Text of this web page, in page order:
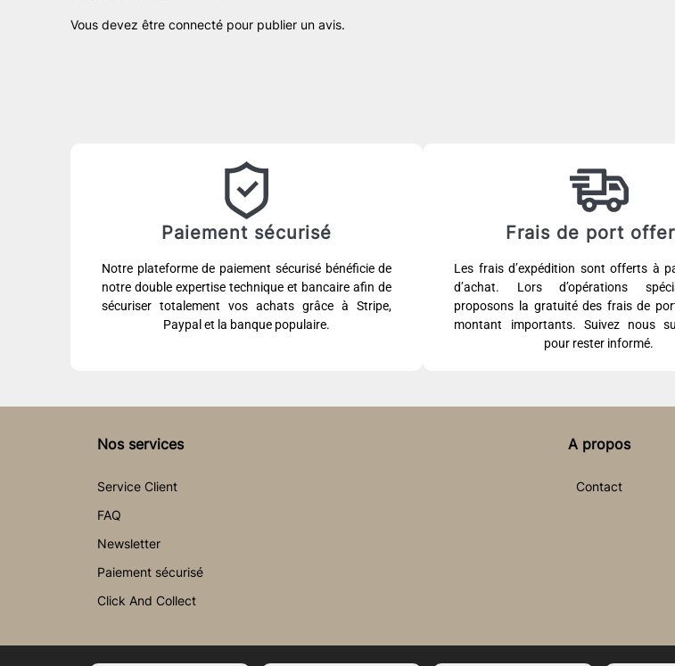
Vous devez être connecté pour publier un avis.
Paiement sécurisé
Notre plateforme de paiement sécurisé bénéficie de
notre double expertise technique et bancaire afin de
sécuriser totalement vos achats grâce à Stripe,
Paypal et la banque populaire.
Frais de port
Les frais d’expédition sont offerts à
d’achat. Lors d’opérations
proposons la gratuité des frais de
montant importants. Suivez nous
pour rester informé.
Nos services
Service Client
FAQ
Newsletter
Paiement sécurisé
Click And Collect
A propos
Contact